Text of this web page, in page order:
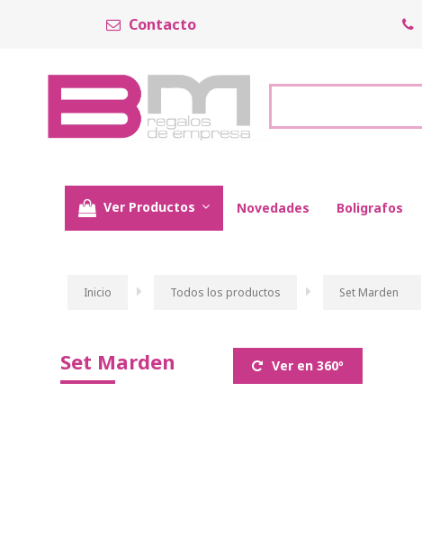
Contacto
Ver Productos Novedades Boligrafos
Inicio Todos los productos Set Marden
Set Marden Ver en 360º